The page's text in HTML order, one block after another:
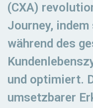
(CXA)
Journey,
während des
und optimiert.
umsetzbarer